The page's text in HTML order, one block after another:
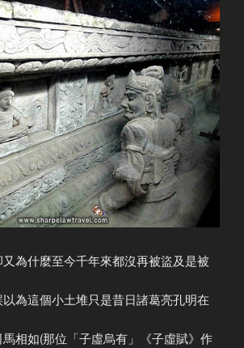
為什麼至今千年來都沒再被盜及是被
為這個小土堆只是昔日諸葛亮孔明在
相如(那位「子虛烏有」《子虛賦》作